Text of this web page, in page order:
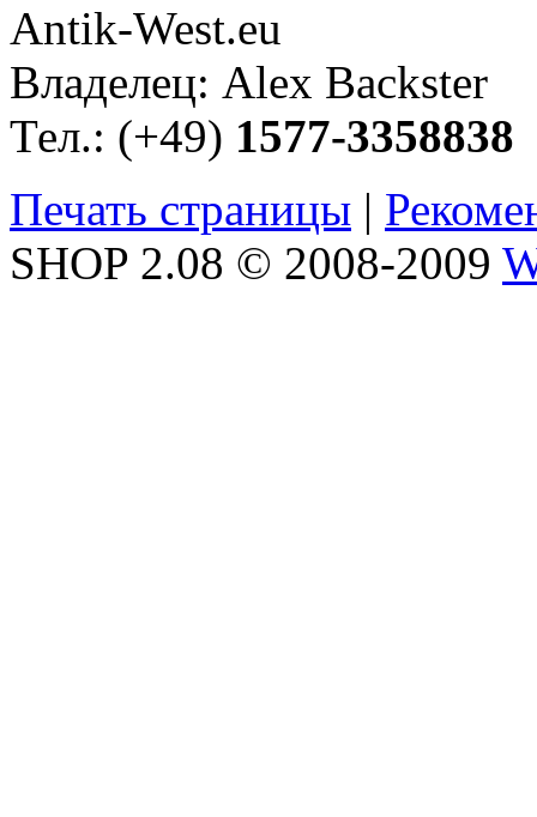
Antik-West.eu
Владелец: Alex Backster
Тел.: (+49) 1577-3358838
Печать страницы |
SHOP 2.08 © 2008-2009